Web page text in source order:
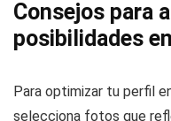
Consejos para
posibilidades
Para optimizar tu perfil
selecciona fotos que